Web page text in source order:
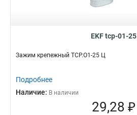
EKF tcp-01-25
Зажим крепежный ТСР.О1-25 Ц
Подробнее
Наличие: В наличии
29,28 ₽